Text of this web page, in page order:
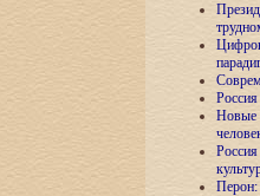
Новые
Перон: